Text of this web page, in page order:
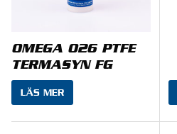
OMEGA 026 PTFE
TERMASYN FG
LÄS MER